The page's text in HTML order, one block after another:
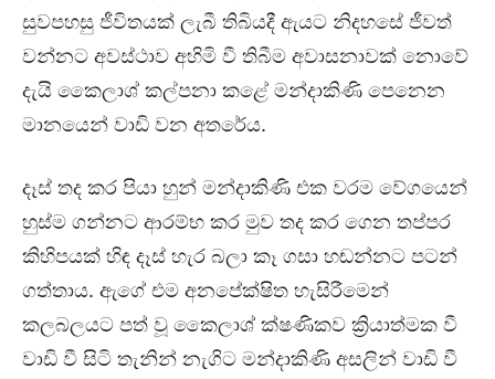
සුවපහසු ජීවිතයක් ලැබී තිබියදී ඇයට නිදහසේ ජීවත්
වන්නට අවස්ථාව අහිමි වී තිබීම අවාසනාවක් නොවේ
දැයි කෛලාශ් කල්පනා කළේ මන්දාකිණි පෙනෙන
මානයෙන් වාඩි වන අතරේය.
දෑස් තද කර පියා හුන් මන්දාකිණි එක වරම වේගයෙන්
හුස්ම ගන්නට ආරම්භ කර මුව තද කර ගෙන තප්පර
කිහිපයක් හිඳ දෑස් හැර බලා කෑ ගසා හඬන්නට පටන්
ගත්තාය. ඇගේ එම අනපේක්ෂිත හැසිරීමෙන්
කලබලයට පත් වූ කෛලාශ් ක්ෂණිකව ක්‍රියාත්මක වී
වාඩි වී සිටි තැනින් නැගිට මන්දාකිණි අසලින් වාඩි වී